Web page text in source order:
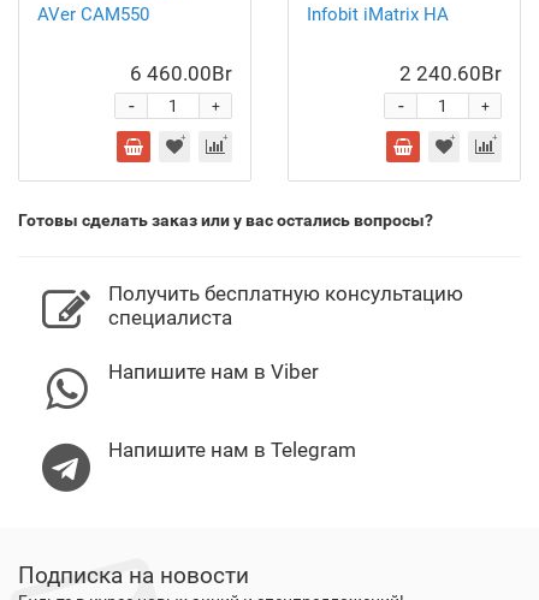
AVer CAM550
6 460.00Br
+
-
Infobit iMatrix HA
2 240.60Br
+
-
Готовы сделать заказ или у вас остались вопросы?
Получить бесплатную консультацию
специалиста
Напишите нам в Viber
Напишите нам в Telegram
Подписка на новости